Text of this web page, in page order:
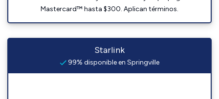
Mastercard™ hasta $300. Aplican términos.
Starlink
99% disponible en Springville